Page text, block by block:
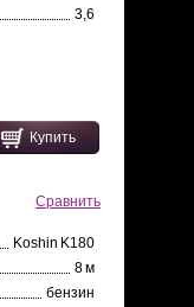
3,6
Купить
Сравнить
Koshin K180
8 м
бензин